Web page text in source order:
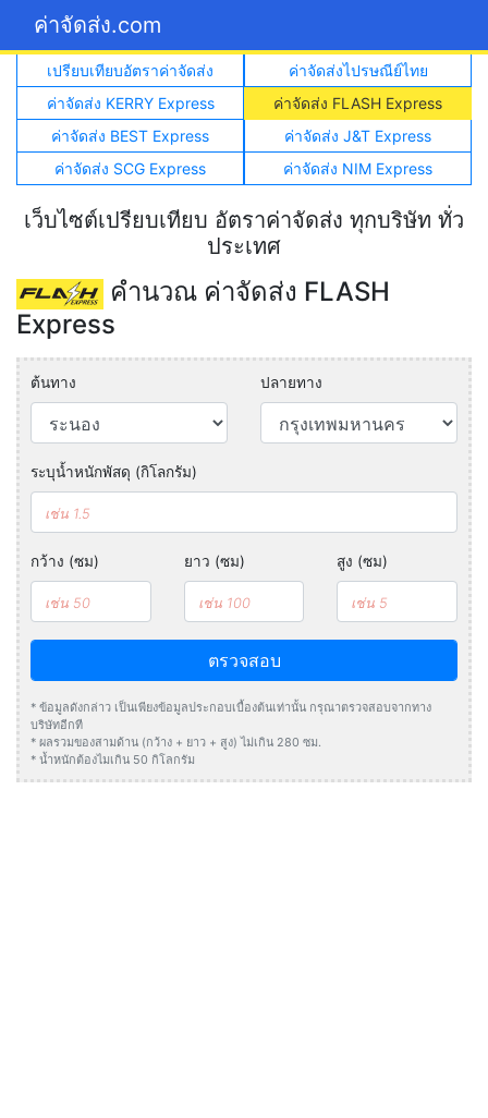
ค่าจัดส่ง.com
เปรียบเทียบอัตราค่าจัดส่ง
ค่าจัดส่งไปรษณีย์ไทย
ค่าจัดส่ง KERRY Express
ค่าจัดส่ง FLASH Express
ค่าจัดส่ง BEST Express
ค่าจัดส่ง J&T Express
ค่าจัดส่ง SCG Express
ค่าจัดส่ง NIM Express
เว็บไซต์เปรียบเทียบ อัตราค่าจัดส่ง ทุกบริษัท ทั่ว
ประเทศ
คำนวณ ค่าจัดส่ง FLASH
Express
ต้นทาง ปลายทาง
ระบุน้ำหนักพัสดุ (กิโลกรัม)
กว้าง (ซม) ยาว (ซม) สูง (ซม)
ตรวจสอบ
* ข้อมูลดังกล่าว เป็นเพียงข้อมูลประกอบเบื้องต้นเท่านั้น กรุณาตรวจสอบจากทาง
บริษัทอีกที
* ผลรวมของสามด้าน (กว้าง + ยาว + สูง) ไม่เกิน 280 ซม.
* น้ำหนักต้องไมเกิน 50 กิโลกรัม